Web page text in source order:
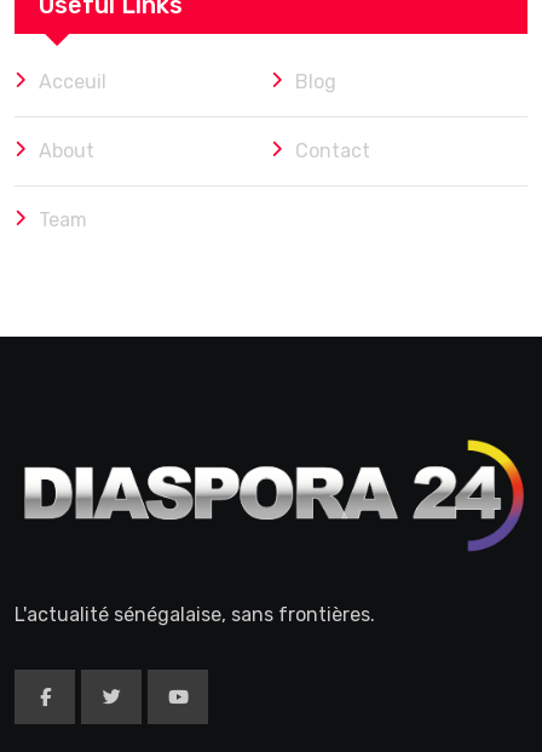
Acceuil Blog
About Contact
Team
L'actualité sénégalaise, sans frontières.